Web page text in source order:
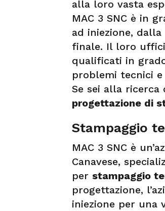
alla loro vasta
MAC 3 SNC è in
ad iniezione,
finale. Il loro
qualificati in
problemi tecnici
Se sei alla
progettazione di
Stampaggio
MAC 3 SNC è
Canavese,
per stampaggio
progettazione,
iniezione per una